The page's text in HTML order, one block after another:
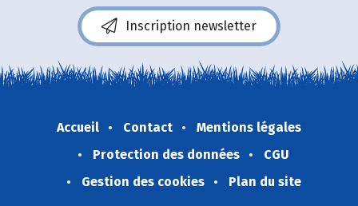
Inscription newsletter
Accueil Contact
Mentions légales
Protection des données
CGU
Gestion des cookies
Plan du site